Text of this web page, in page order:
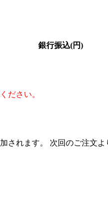
銀行振込(円)
ださい。
れます。 次回のご注文よ